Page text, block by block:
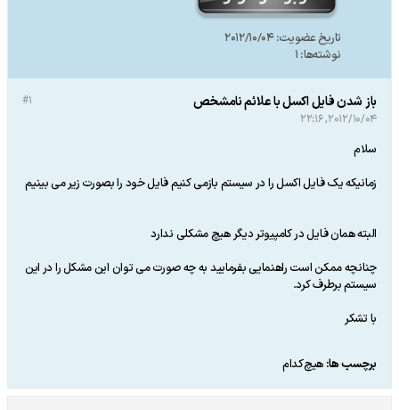
تاریخ عضویت: 2012/10/04
نوشته‌ها: 1
#1 باز شدن فایل اکسل با علائم نامشخص
2012/10/04, 22:16
سلام
زمانیکه یک فایل اکسل را در سیستم بازمی کنیم فایل خود را بصورت زیر می بینیم
البته همان فایل در کامپیوتر دیگر هیچ مشکلی ندارد
چنانچه ممکن است راهنمایی بفرمایید به چه صورت می توان این مشکل را در این
سیستم برطرف کرد.
با تشکر
برچسب ها: هیچ‌کدام